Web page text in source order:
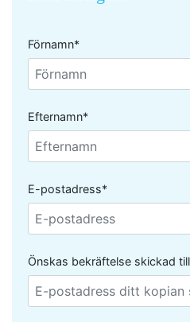
Förnamn*
Efternamn*
E-postadress*
Önskas bekräftelse skickad